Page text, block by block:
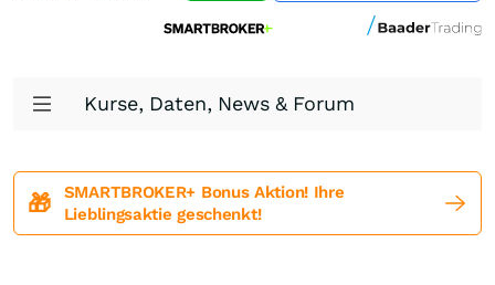
Kurse, Daten, News & Forum
🎁
SMARTBROKER+ Bonus Aktion! Ihre
Lieblingsaktie geschenkt!